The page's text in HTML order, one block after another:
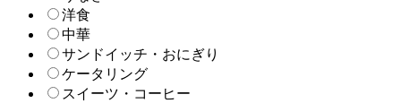
洋食
中華
サンドイッチ・おにぎり
ケータリング
スイーツ・コーヒー